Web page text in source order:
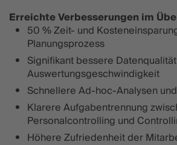
Erreichte Verbesserungen im
50 % Zeit- und
Planungsprozess
Signifikant bessere
Auswertungsgeschwindigkeit
Schnellere Ad-hoc-Analysen
Klarere Aufgabentrennung
Personalcontrolling und
Höhere Zufriedenheit der